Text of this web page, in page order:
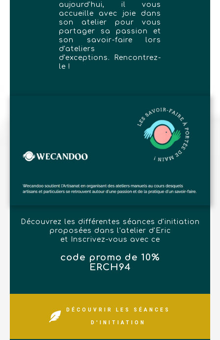
aujourd'hui, il vous
accueille avec joie dans
son atelier pour vous
partager sa passion et
son savoir-faire lors
d'ateliers
d'exceptions. Rencontrez-
le !
Découvrez les différentes séances d'initiation
proposées dans l'atelier d'Eric
et Inscrivez-vous avec ce
code promo de 10%
ERCH94
DÉCOUVRIR LES SÉANCES
D'INITIATION